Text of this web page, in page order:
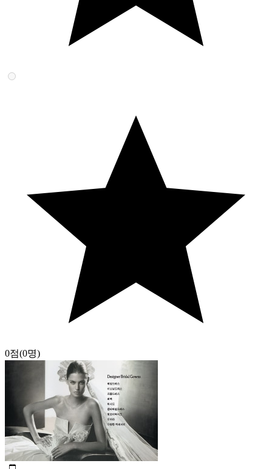
0점(0명)